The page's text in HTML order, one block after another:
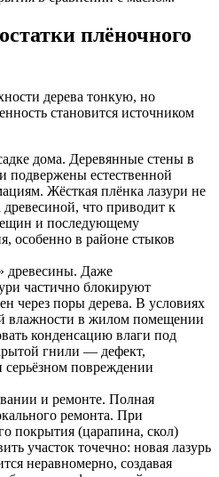
плёночного
дерева тонкую, но
становится источником
дома. Деревянные стены в
подвержены естественной
Жёсткая плёнка лазури не
древесиной, что приводит к
и последующему
особенно в районе стыков
древесины. Даже
частично блокируют
через поры дерева. В условиях
влажности в жилом помещении
конденсацию влаги под
гнили — дефект,
повреждении
и ремонте. Полная
ремонта. При
покрытия (царапина, скол)
участок точечно: новая лазурь
неравномерно, создавая